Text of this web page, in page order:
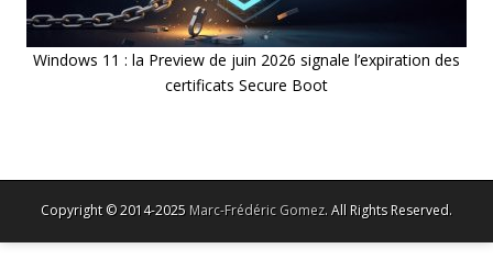
Windows 11 : la Preview de juin 2026 signale l’expiration des
certificats Secure Boot
Copyright © 2014-2025 Marc-Frédéric Gomez. All Rights Reserved.